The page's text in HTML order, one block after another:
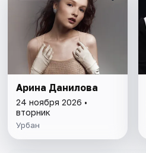
Арина Данилова
24 ноября 2026 •
вторник
Урбан